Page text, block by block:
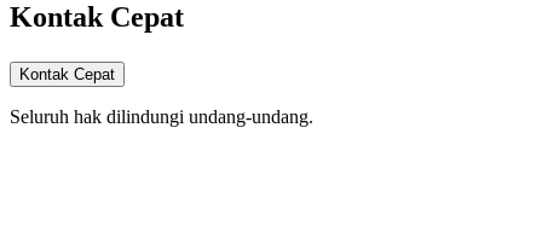
Kontak Cepat
Kontak Cepat
Seluruh hak dilindungi undang-undang.